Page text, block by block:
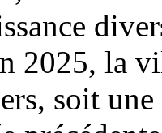
2025, la
soit